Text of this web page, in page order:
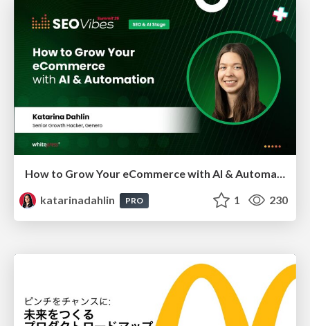
How to Grow Your eCommerce with AI & Automation
katarinadahlin
PRO 1 230